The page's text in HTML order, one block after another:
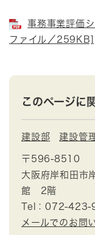
事務事業評価
ファイル／259KB]
このページに
建設部 建設管
〒596-8510
大阪府岸和田市
館 2階
Tel：072-423-
メールでのお問